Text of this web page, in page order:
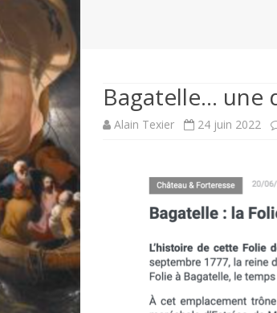
Bagatelle… une
Alain Texier 24 juin 2022